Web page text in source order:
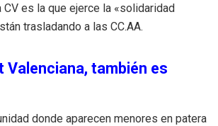
CV es la que ejerce la «solidaridad
trasladando a las CC.AA.
Valenciana, también es
donde aparecen menores en patera